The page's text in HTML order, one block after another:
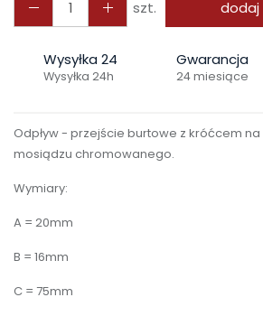
szt. dodaj
Wysyłka 24
Wysyłka 24h
Gwarancja
24 miesiące
Odpływ - przejście burtowe z króćcem
mosiądzu chromowanego.
Wymiary:
A = 20mm
B = 16mm
C = 75mm